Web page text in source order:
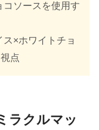
コソースを使用す
×ホワイトチョ
点
ラクルマッ